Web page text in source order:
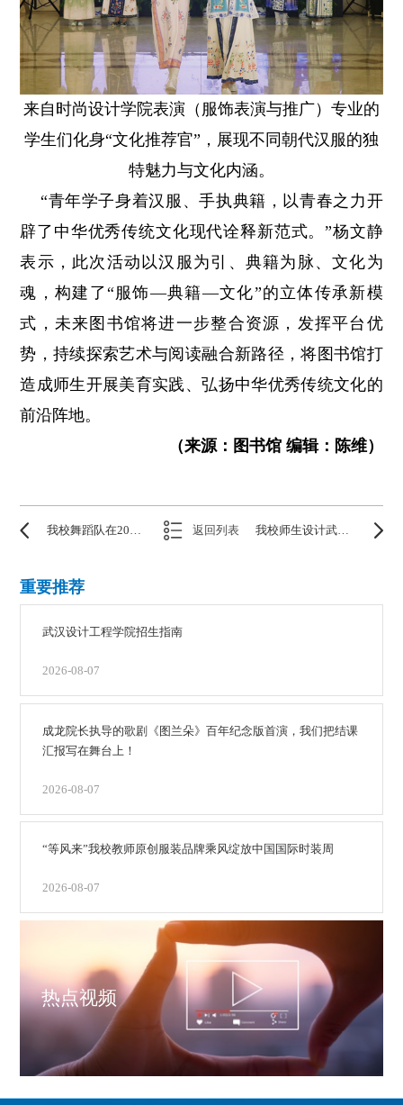
来自时尚设计学院表演（服饰表演与推广）专业的
学生们化身“文化推荐官”，展现不同朝代汉服的独
特魅力与文化内涵。
“青年学子身着汉服、手执典籍，以青春之力开
辟了中华优秀传统文化现代诠释新范式。”杨文静
表示，此次活动以汉服为引、典籍为脉、文化为
魂，构建了“服饰—典籍—文化”的立体传承新模
式，未来图书馆将进一步整合资源，发挥平台优
势，持续探索艺术与阅读融合新路径，将图书馆打
造成师生开展美育实践、弘扬中华优秀传统文化的
前沿阵地。
（来源：图书馆 编辑：陈维）
返回列表
重要推荐
武汉设计工程学院招生指南
2026-08-07
成龙院长执导的歌剧《图兰朵》百年纪念版首演，我们把结课
汇报写在舞台上！
2026-08-07
“等风来”我校教师原创服装品牌乘风绽放中国国际时装周
2026-08-07
热点视频